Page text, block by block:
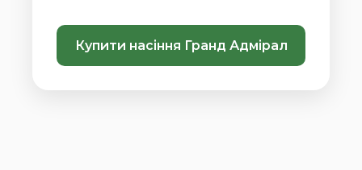
Купити насіння Гранд Адмірал